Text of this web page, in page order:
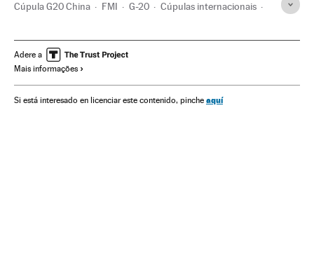
Cúpula G20 China FMI G-20 Cúpulas internacionais
Comércio exterior Ásia oriental
Organizações internacionais
Relações exteriores Finanças
Adere a
Mais informações
Si está interesado en licenciar este contenido, pinche aquí